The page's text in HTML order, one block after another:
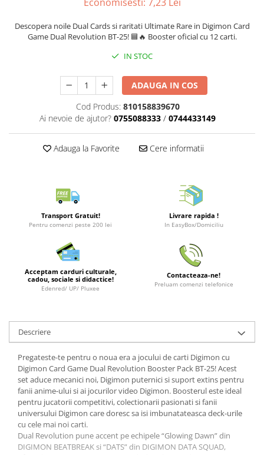
Figurine
Plusuri si papusi
Carnetele
One Piece
Lord of The Rings
Sailor Moon
Harry Potter
Star Trek
Fallout
Stranger Things
Collectibles
KPop Demon Hunters
Retro Arcade – Jocuri, Console si
Descopera noile Dual Cards si raritati Ultimate Rare in Digimon Card
Game Dual Revolution BT-25! 🟦🔥 Booster oficial cu 12 carti.
IN STOC
ADAUGA IN COS
Cod Produs: 810158839670
Ai nevoie de ajutor? 0755088333 / 0744433149
Adauga la Favorite Cere informatii
Transport Gratuit!
Pentru comenzi peste 200 lei
Livrare rapida !
In EasyBox/Domiciliu
Acceptam carduri culturale,
cadou, sociale si didactice!
Edenred/ UP/ Pluxee
Contacteaza-ne!
Preluam comenzi telefonice
Descriere
Pregateste-te pentru o noua era a jocului de carti Digimon cu
Digimon Card Game Dual Revolution Booster Pack BT-25! Acest
set aduce mecanici noi, Digimon puternici si suport extins pentru
fanii anime-ului si ai jocurilor video Digimon. Boosterul este ideal
pentru jucatorii competitivi, colectionarii pasionati si fanii
universului Digimon care doresc sa isi imbunatateasca deck-urile
cu cele mai noi carti.
Dual Revolution pune accent pe echipele “Glowing Dawn” din
DIGIMON BEATBREAK si “DATS” din DIGIMON DATA SQUAD,